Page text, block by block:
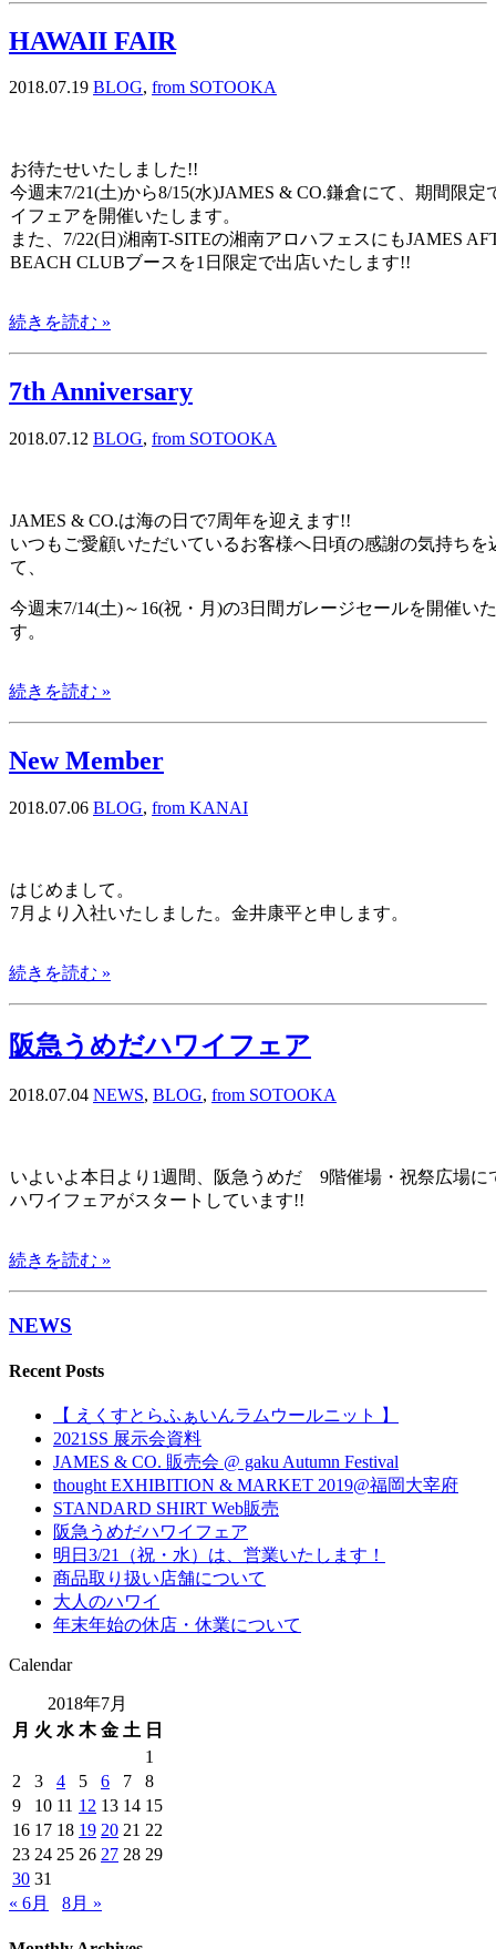
HAWAII FAIR
2018.07.19 BLOG, from SOTOOKA
お待たせいたしました!!
今週末7/21(土)から8/15(水)JAMES & CO.鎌倉にて、期間限定
イフェアを開催いたします。
また、7/22(日)湘南T-SITEの湘南アロハフェスにもJAMES
BEACH CLUBブースを1日限定で出店いたします!!
続きを読む »
7th Anniversary
2018.07.12 BLOG, from SOTOOKA
JAMES & CO.は海の日で7周年を迎えます!!
いつもご愛顧いただいているお客様へ日頃の感謝の気持ちを
て、
今週末7/14(土)～16(祝・月)の3日間ガレージセールを開催い
す。
続きを読む »
New Member
2018.07.06 BLOG, from KANAI
はじめまして。
7月より入社いたしました。金井康平と申します。
続きを読む »
阪急うめだハワイフェア
2018.07.04 NEWS, BLOG, from SOTOOKA
いよいよ本日より1週間、阪急うめだ 9階催場・祝祭広場に
ハワイフェアがスタートしています!!
続きを読む »
NEWS
Recent Posts
【 えくすとらふぁいんラムウールニット 】
2021SS 展示会資料
JAMES & CO. 販売会 @ gaku Autumn Festival
thought EXHIBITION & MARKET 2019@福岡大宰府
STANDARD SHIRT Web販売
阪急うめだハワイフェア
明日3/21（祝・水）は、営業いたします！
商品取り扱い店舗について
大人のハワイ
年末年始の休店・休業について
Calendar
2018年7月
月 火 水 木 金 土 日
1
2
3 4 5 6 7
8
9
10 11 12 13 14 15
16 17 18 19 20 21 22
23 24 25 26 27 28 29
30 31
« 6月
8月 »